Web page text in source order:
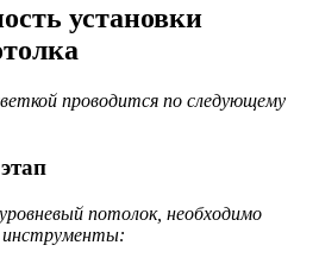
установки
проводится по следующему
потолок, необходимо
инструменты: